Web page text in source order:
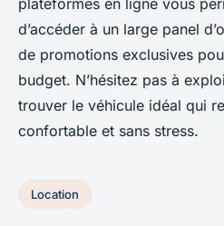
plateformes en ligne vous
d’accéder à un large panel
de promotions exclusives
budget. N’hésitez pas à
trouver le véhicule idéal qui
confortable et sans stress.
Location